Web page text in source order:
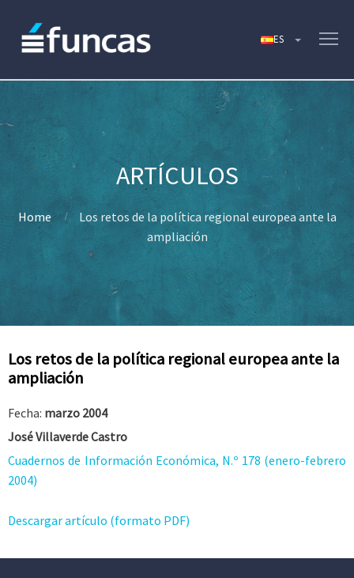
Home
Los retos de la política regional europea ante la
ampliación
Los retos de la política regional europea ante la
ampliación
Fecha: marzo 2004
José Villaverde Castro
Cuadernos de Información Económica, N.º 178 (enero-febrero
2004)
Descargar artículo (formato PDF)